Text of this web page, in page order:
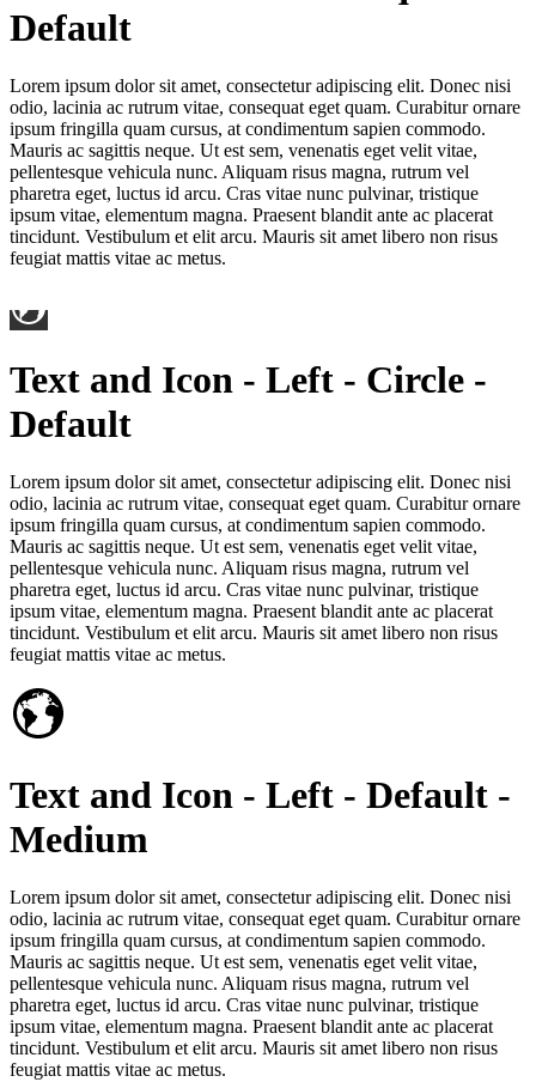
Default
Lorem ipsum dolor sit amet, consectetur adipiscing elit. Donec nisi
odio, lacinia ac rutrum vitae, consequat eget quam. Curabitur ornare
ipsum fringilla quam cursus, at condimentum sapien commodo.
Mauris ac sagittis neque. Ut est sem, venenatis eget velit vitae,
pellentesque vehicula nunc. Aliquam risus magna, rutrum vel
pharetra eget, luctus id arcu. Cras vitae nunc pulvinar, tristique
ipsum vitae, elementum magna. Praesent blandit ante ac placerat
tincidunt. Vestibulum et elit arcu. Mauris sit amet libero non risus
feugiat mattis vitae ac metus.
Text and Icon - Left - Circle -
Default
Lorem ipsum dolor sit amet, consectetur adipiscing elit. Donec nisi
odio, lacinia ac rutrum vitae, consequat eget quam. Curabitur ornare
ipsum fringilla quam cursus, at condimentum sapien commodo.
Mauris ac sagittis neque. Ut est sem, venenatis eget velit vitae,
pellentesque vehicula nunc. Aliquam risus magna, rutrum vel
pharetra eget, luctus id arcu. Cras vitae nunc pulvinar, tristique
ipsum vitae, elementum magna. Praesent blandit ante ac placerat
tincidunt. Vestibulum et elit arcu. Mauris sit amet libero non risus
feugiat mattis vitae ac metus.
Text and Icon - Left - Default -
Medium
Lorem ipsum dolor sit amet, consectetur adipiscing elit. Donec nisi
odio, lacinia ac rutrum vitae, consequat eget quam. Curabitur ornare
ipsum fringilla quam cursus, at condimentum sapien commodo.
Mauris ac sagittis neque. Ut est sem, venenatis eget velit vitae,
pellentesque vehicula nunc. Aliquam risus magna, rutrum vel
pharetra eget, luctus id arcu. Cras vitae nunc pulvinar, tristique
ipsum vitae, elementum magna. Praesent blandit ante ac placerat
tincidunt. Vestibulum et elit arcu. Mauris sit amet libero non risus
feugiat mattis vitae ac metus.